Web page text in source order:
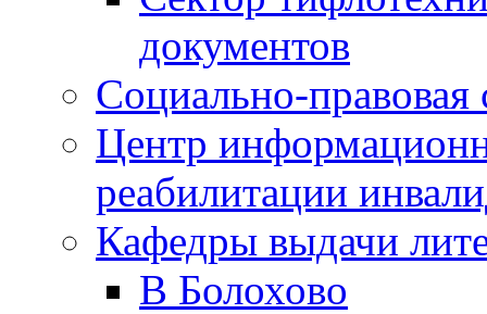
документов
Социально-правовая
Центр
реабилитации
Кафедры выдачи
В Болохово